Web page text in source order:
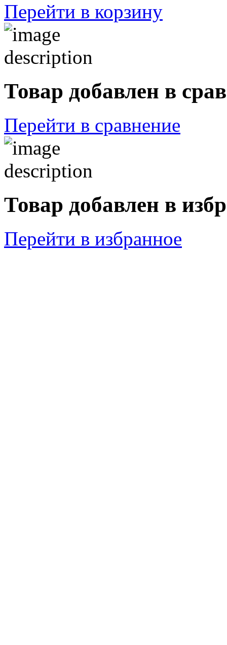
Перейти в корзину
Товар добавлен в
Перейти в сравнение
Товар добавлен в
Перейти в избранное